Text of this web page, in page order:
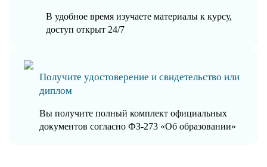
В удобное время изучаете материалы к курсу,
доступ открыт 24/7
Получите удостоверение и свидетельство или
диплом
Вы получите полный комплект официальных
документов согласно ФЗ-273 «Об образовании»